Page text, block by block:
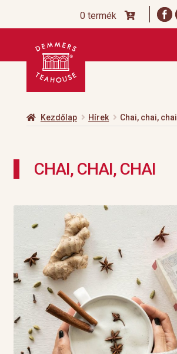
0 termék
Ugrás
navigációhoz
Kilépés
tartalomba
Kezdőlap Hírek Chai, chai, chai
CHAI, CHAI, CHAI